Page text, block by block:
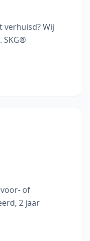
Wij
SKG®
of
2 jaar